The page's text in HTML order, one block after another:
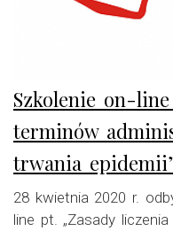
Szkolenie on-
terminów
trwania
28 kwietnia 2020 r.
line pt. „Zasady